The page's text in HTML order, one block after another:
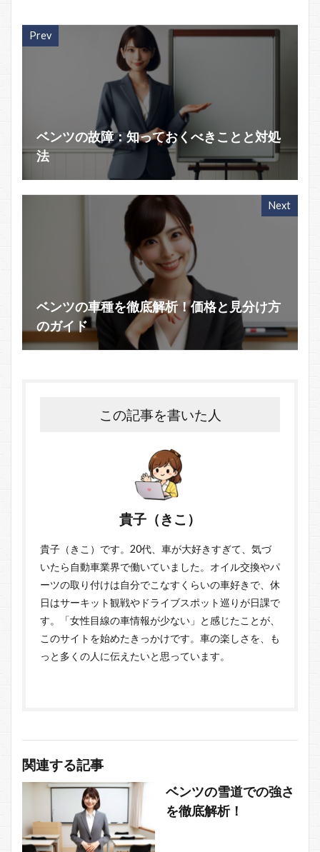
Prev
ベンツの故障：知っておくべきことと対処
法
Next
ベンツの車種を徹底解析！価格と見分け方
のガイド
この記事を書いた人
貴子（きこ）
貴子（きこ）です。20代、車が大好きすぎて、気づ
いたら自動車業界で働いていました。オイル交換やパ
ーツの取り付けは自分でこなすくらいの車好きで、休
日はサーキット観戦やドライブスポット巡りが日課で
す。「女性目線の車情報が少ない」と感じたことが、
このサイトを始めたきっかけです。車の楽しさを、も
っと多くの人に伝えたいと思っています。
関連する記事
ベンツの雪道での強さ
を徹底解析！